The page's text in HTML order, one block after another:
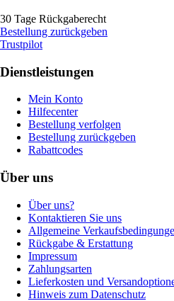
30 Tage Rückgaberecht
Bestellung zurückgeben
Trustpilot
Dienstleistungen
Mein Konto
Hilfecenter
Bestellung verfolgen
Bestellung zurückgeben
Rabattcodes
Über uns
Über uns?
Kontaktieren Sie uns
Allgemeine
Rückgabe & Erstattung
Impressum
Zahlungsarten
Lieferkosten und
Hinweis zum Datenschutz